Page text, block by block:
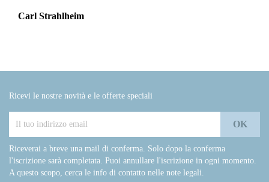
Carl Strahlheim
Ricevi le nostre novità e le offerte speciali
Riceverai a breve una mail di conferma. Solo dopo la conferma
l'iscrizione sarà completata. Puoi annullare l'iscrizione in ogni momento.
A questo scopo, cerca le info di contatto nelle note legali.